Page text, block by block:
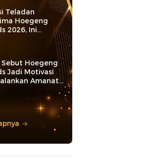
Teladan
Hoegeng
2026, Ini
dan Kiprahnya
Sebut Hoegeng
Jadi Motivasi
Amanat